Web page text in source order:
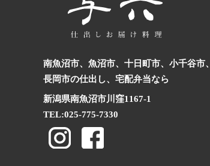
南魚沼市、魚沼市、十日町市、小千谷市、
長岡市の仕出し、宅配弁当なら
新潟県南魚沼市川窪1167-1
TEL:025-775-7330